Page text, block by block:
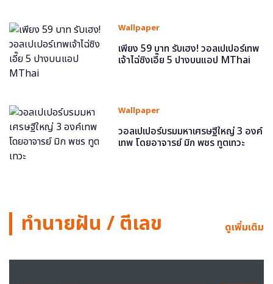
Wallpaper
เพียง 59 บาท รับเฮง! วอลเปเปอร์เทพ
เจ้าไฉ่ซิงเอี๊ย 5 ปางบนแอป MThai
Wallpaper
วอลเปเปอร์บรมมหาเศรษฐีใหญ่ 3 องค์
เทพ โดยอาจารย์ มิก พชร ทูตเทวะ
ทำนายฝัน / ตีเลข ดูเพิ่มเติม